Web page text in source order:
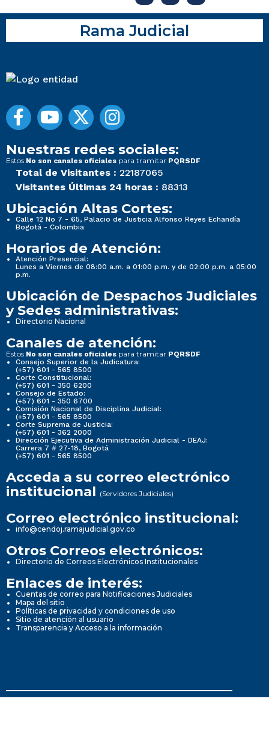
Rama Judicial
Nuestras redes sociales:
Estos No son canales oficiales para tramitar PQRSDF
Total de Visitantes : 22187065
Visitantes Últimas 24 horas : 88313
Ubicación Altas Cortes:
Calle 12 No 7 - 65, Palacio de Justicia Alfonso Reyes Echandía
Bogotá - Colombia
Horarios de Atención:
Atención Presencial:
Lunes a Viernes de 08:00 a.m. a 01:00 p.m. y de 02:00 p.m. a 05:00
p.m.
Ubicación de Despachos Judiciales
y Sedes administrativas:
Directorio Nacional
Canales de atención:
Estos No son canales oficiales para tramitar PQRSDF
Consejo Superior de la Judicatura:
(+57) 601 - 565 8500
Corte Constitucional:
(+57) 601 - 350 6200
Consejo de Estado:
(+57) 601 - 350 6700
Comisión Nacional de Disciplina Judicial:
(+57) 601 - 565 8500
Corte Suprema de Justicia:
(+57) 601 - 362 2000
Dirección Ejecutiva de Administración Judicial - DEAJ:
Carrera 7 # 27-18, Bogotá
(+57) 601 - 565 8500
Acceda a su correo electrónico
institucional (Servidores Judiciales)
Correo electrónico institucional:
info@cendoj.ramajudicial.gov.co
Otros Correos electrónicos:
Directorio de Correos Electrónicos Institucionales
Enlaces de interés:
Cuentas de correo para Notificaciones Judiciales
Mapa del sitio
Políticas de privacidad y condiciones de uso
Sitio de atención al usuario
Transparencia y Acceso a la información